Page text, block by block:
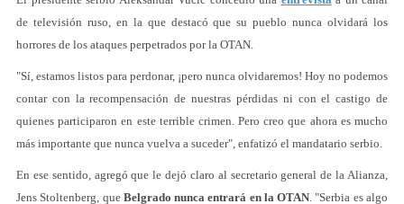
de televisión ruso, en la que destacó que su pueblo nunca olvidará los
horrores de los ataques perpetrados por la OTAN.
"Sí, estamos listos para perdonar, ¡pero nunca olvidaremos! Hoy no podemos
contar con la recompensación de nuestras pérdidas ni con el castigo de
quienes participaron en este terrible crimen. Pero creo que ahora es mucho
más importante que nunca vuelva a suceder", enfatizó el mandatario serbio.
En ese sentido, agregó que le dejó claro al secretario general de la Alianza,
Jens Stoltenberg, que Belgrado nunca entrará en la OTAN. "Serbia es algo